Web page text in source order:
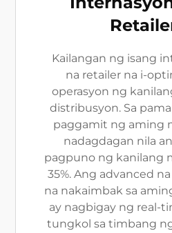
Kailangan ng isang
na retailer na i-
operasyon ng
distribusyon. Sa
paggamit ng aming
nadagdagan nila
pagpuno ng kanilang
35%. Ang advanced
na nakaimbak sa
ay nagbigay ng real-
tungkol sa timbang